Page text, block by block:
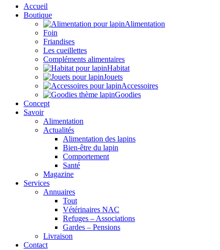
Accueil
Boutique
Alimentation
Foin
Friandises
Les cueillettes
Compléments alimentaires
Habitat
Jouets
Accessoires
Goodies
Concept
Savoir
Alimentation
Actualités
Alimentation des lapins
Bien-être du lapin
Comportement
Santé
Magazine
Services
Annuaires
Tout
Vétérinaires NAC
Refuges – Associations
Gardes – Pensions
Livraison
Contact